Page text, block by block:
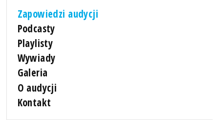
Zapowiedzi audycji
Podcasty
Playlisty
Wywiady
Galeria
O audycji
Kontakt